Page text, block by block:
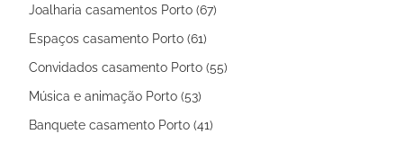
Joalharia casamentos Porto (67)
Espaços casamento Porto (61)
Convidados casamento Porto (55)
Música e animação Porto (53)
Banquete casamento Porto (41)